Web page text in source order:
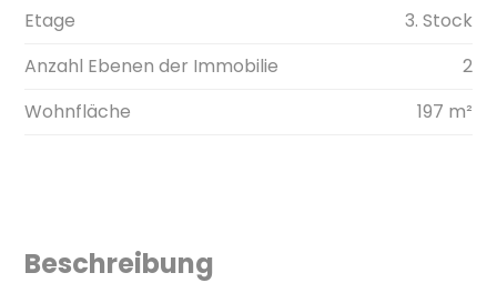
Beschreibung
Etage
3. Stock
Anzahl Ebenen der Immobilie
2
Wohnfläche
197 m²